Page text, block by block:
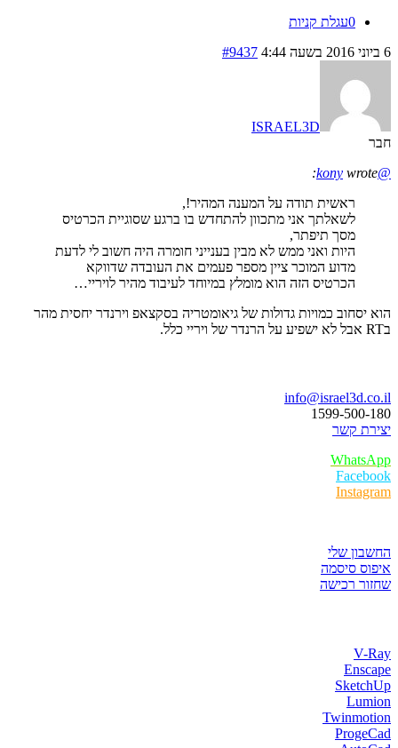
0עגלת קניות
6 ביוני 2016 בשעה 4:44
#9437
ISRAEL3D
חבר
@kony
wrote:
ראשית תודה על המענה המהיר!,
לשאלתך אני מתכוון להתחדש בו ברגע שסוגיית הכרטיס
מסך תיפתר,
היות ואני ממש לא מבין בענייני חומרה היה חשוב לי לדעת
מדוע המוכר ציין מספר פעמים את העובדה שדווקא
הכרטיס הזה הוא מומלץ במיוחד לעיבוד מהיר לויריי…
הוא יסחוב כמויות גדולות של גיאומטריה בסקצאפ וירנדר יחסית מהר
בRT אבל לא ישפיע על הרנדר של ויריי כלל.
info@israel3d.co.il
1599-500-180
יצירת קשר
WhatsApp
Facebook
Instagram
החשבון שלי
איפוס סיסמה
שחזור רכישה
V-Ray
Enscape
SketchUp
Lumion
Twinmotion
ProgeCad